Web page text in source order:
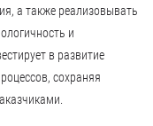
а также реализовывать
и
в развитие
сохраняя